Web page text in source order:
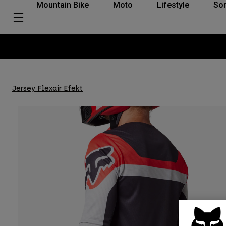
Mountain Bike Moto Lifestyle
Jersey Flexair Efekt